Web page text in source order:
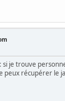
si je trouve
peux récupérer le